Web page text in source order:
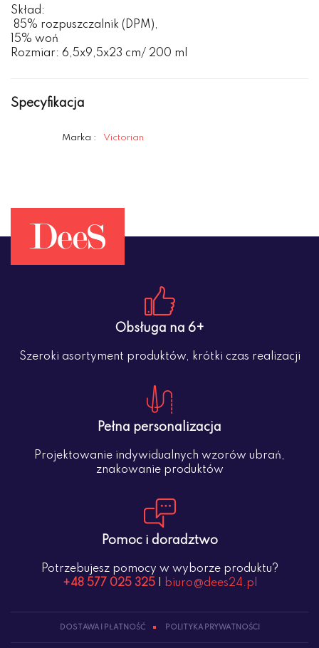
Skład:
85% rozpuszczalnik (DPM),
15% woń
Rozmiar: 6,5x9,5x23 cm/ 200 ml
Specyfikacja
Marka : Victorian
Obsługa na 6+
Szeroki asortyment produktów, krótki czas realizacji
Pełna personalizacja
Projektowanie indywidualnych wzorów ubrań,
znakowanie produktów
Pomoc i doradztwo
Potrzebujesz pomocy w wyborze produktu?
+48 577 025 325| biuro@dees24.pl
DOSTAWA I PŁATNOŚĆ POLITYKA PRYWATNOŚCI